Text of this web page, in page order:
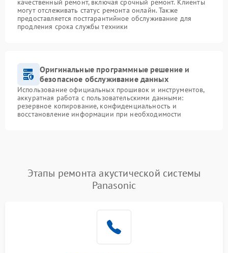
могут отслеживать статус ремонта онлайн. Также
предоставляется постгарантийное обслуживание для
продления срока службы техники
Оригинальные программные решение и
безопасное обслуживание данных
Использование официальных прошивок и инструментов,
аккуратная работа с пользовательскими данными:
резервное копирование, конфиденциальность и
восстановление информации при необходимости
Этапы ремонта акустической системы
Panasonic